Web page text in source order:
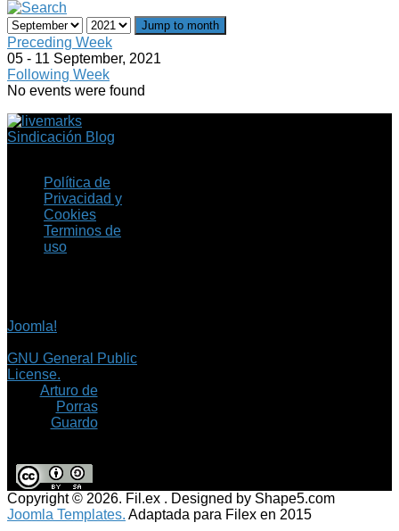
Jump to month
Preceding Week
05 - 11 September, 2021
Following Week
No events were found
Sindicación Blog
Política de
Privacidad y
Cookies
Terminos de
uso
Joomla!
GNU General Public
License.
Arturo de
Porras
Guardo
Copyright © 2026. Fil.ex . Designed by Shape5.com
Joomla Templates. Adaptada para Filex en 2015